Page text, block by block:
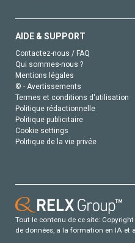
AIDE & SUPPORT
Contactez-nous / FAQ
Qui sommes-nous ?
Mentions légales
© - Avertissements
Termes et conditions d'utilisation
Politique rédactionnelle
Politique publicitaire
Cookie settings
Politique de la vie privée
Tout le contenu de ce site:
de données, a la formation en IA et